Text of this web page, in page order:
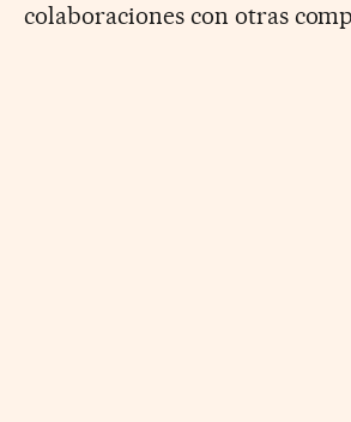
colaboraciones con otras